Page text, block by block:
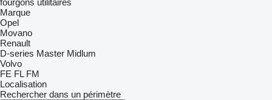
fourgons utilitaires
Marque
Opel
Movano
Renault
D-series Master Midlum
Volvo
FE FL FM
Localisation
Rechercher dans un périmètre